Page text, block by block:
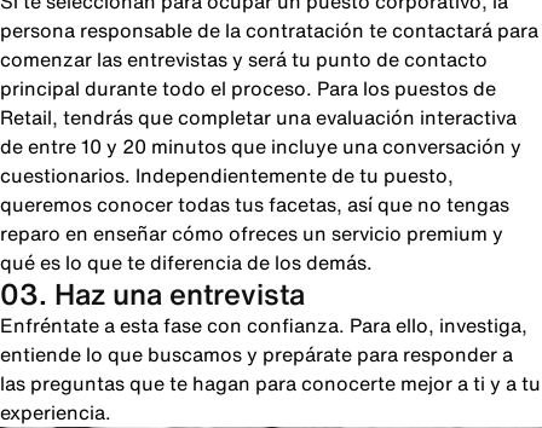
persona responsable de la contratación te contactará para
comenzar las entrevistas y será tu punto de contacto
principal durante todo el proceso. Para los puestos de
Retail, tendrás que completar una evaluación interactiva
de entre 10 y 20 minutos que incluye una conversación y
cuestionarios. Independientemente de tu puesto,
queremos conocer todas tus facetas, así que no tengas
reparo en enseñar cómo ofreces un servicio premium y
qué es lo que te diferencia de los demás.
03. Haz una entrevista
Enfréntate a esta fase con confianza. Para ello, investiga,
entiende lo que buscamos y prepárate para responder a
las preguntas que te hagan para conocerte mejor a ti y a tu
experiencia.